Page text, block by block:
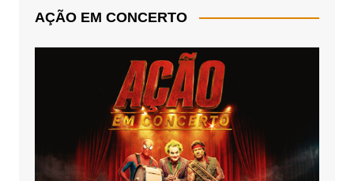
AÇÃO EM CONCERTO